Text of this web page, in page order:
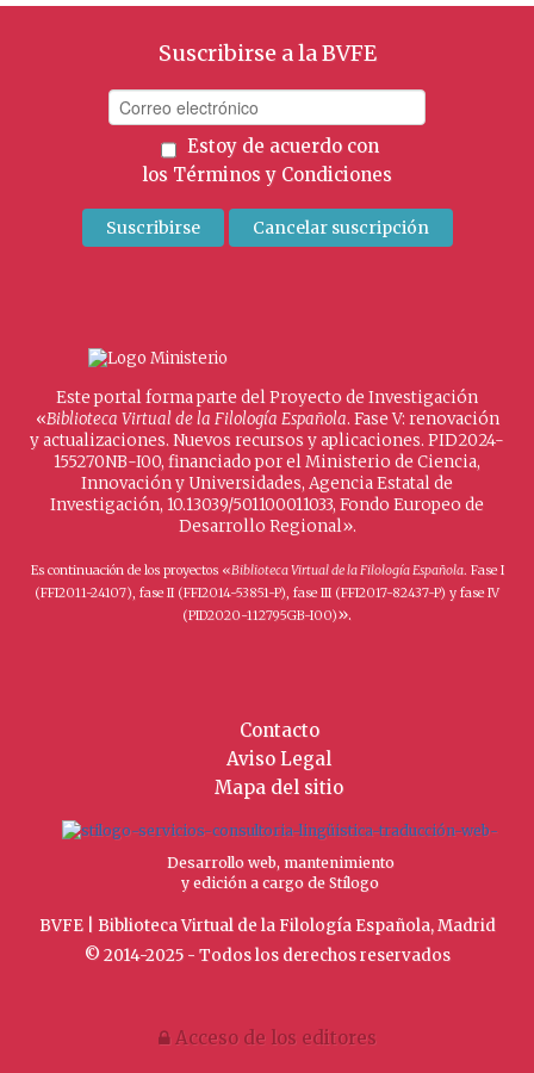
Suscribirse a la BVFE
Estoy de acuerdo con
los Términos y Condiciones
Este portal forma parte del Proyecto de Investigación
«Biblioteca Virtual de la Filología Española. Fase V: renovación
y actualizaciones. Nuevos recursos y aplicaciones. PID2024-
155270NB-I00, financiado por el Ministerio de Ciencia,
Innovación y Universidades, Agencia Estatal de
Investigación, 10.13039/501100011033, Fondo Europeo de
Desarrollo Regional».
Es continuación de los proyectos «Biblioteca Virtual de la Filología Española. Fase I
(FFI2011-24107), fase II (FFI2014-53851-P), fase III (FFI2017-82437-P) y fase IV
(PID2020-112795GB-I00)».
Contacto
Aviso Legal
Mapa del sitio
Desarrollo web, mantenimiento
y edición a cargo de Stílogo
BVFE | Biblioteca Virtual de la Filología Española, Madrid
© 2014-2025 - Todos los derechos reservados
Acceso de los editores